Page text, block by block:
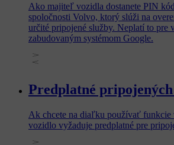
Ako majiteľ vozidla dostanete PIN
spoločnosti Volvo, ktorý slúži na
určité pripojené služby. Neplatí to pre
zabudovaným systémom Google.
Predplatné
Ak chcete na diaľku používať funkcie
vozidlo vyžaduje predplatné pre